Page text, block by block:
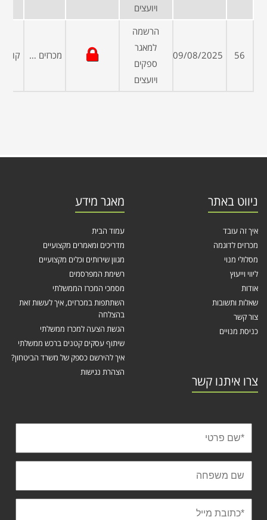
ויועצים
56
09/08/2025
הרשמה
למאגר
ספקים
ויועצים
מכרזים פומביים
ניווט באתר
איך זה עובד
מכרזים לדוגמה
מסלולי מנוי
ליווי וייעוץ
אודות
שאלות ותשובות
צור קשר
כניסת מנויים
מאגר מידע
עמוד הבית
מדריכים ומאמרים מקצועיים
מגוון שירותים וכלים מקצועיים
רשימת המפרסמים
מסמכי המכרז הממשלתי
השתתפות במכרזים, איך לעשות זאת
בהצלחה
הגשת הצעה למכרז ממשלתי
שיתוף עסקים קטנים ברכש ממשלתי
איך להירשם כספק של משרד הביטחון?
הצהרת נגישות
צרו איתנו קשר